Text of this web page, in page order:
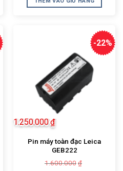
1.400.000₫.
là:
-22%
Pin máy toàn đạc Leica
GEB222
1.600.000 ₫
1.250.000₫